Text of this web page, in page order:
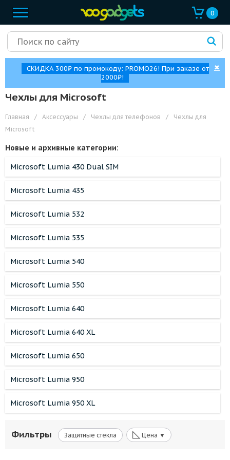
0
СКИДКА 300₽ по промокоду: PROMO26! При заказе от
2000₽!
✖
Чехлы для Microsoft
Главная / Аксессуары / Чехлы для телефонов /
Чехлы для
Microsoft
Новые и архивные категории:
Microsoft Lumia 430 Dual SIM
Microsoft Lumia 435
Microsoft Lumia 532
Microsoft Lumia 535
Microsoft Lumia 540
Microsoft Lumia 550
Microsoft Lumia 640
Microsoft Lumia 640 XL
Microsoft Lumia 650
Microsoft Lumia 950
Microsoft Lumia 950 XL
Фильтры Защитные стекла ◺ Цена ▼